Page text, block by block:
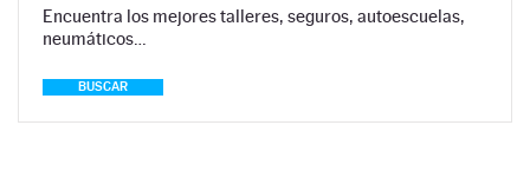
Encuentra los mejores talleres, seguros, autoescuelas,
neumáticos…
BUSCAR